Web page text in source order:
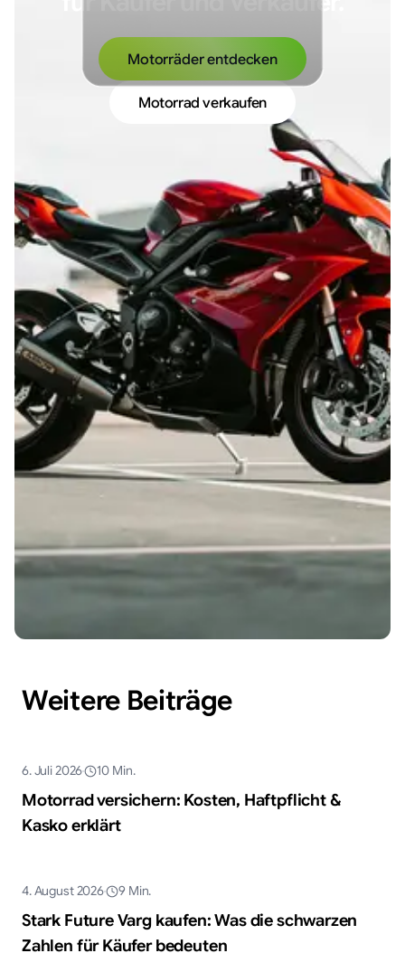
Motorräder entdecken
Motorrad verkaufen
Weitere Beiträge
Ratgeber
6. Juli 2026 10Min.
Motorrad versichern: Kosten, Haftpflicht &
Kasko erklärt
Ratgeber
4. August 2026 9 Min.
Stark Future Varg kaufen: Was die schwarzen
Zahlen für Käufer bedeuten